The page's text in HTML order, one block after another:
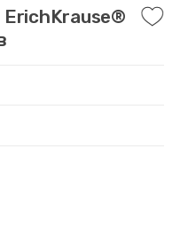
ErichKrause®